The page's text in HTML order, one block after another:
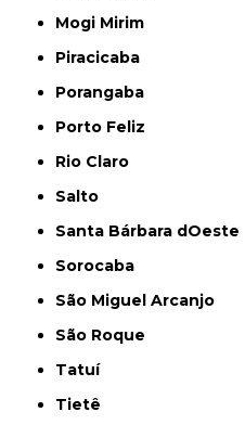
Mogi Mirim
Piracicaba
Porangaba
Porto Feliz
Rio Claro
Salto
Santa Bárbara dOeste
Sorocaba
São Miguel Arcanjo
São Roque
Tatuí
Tietê